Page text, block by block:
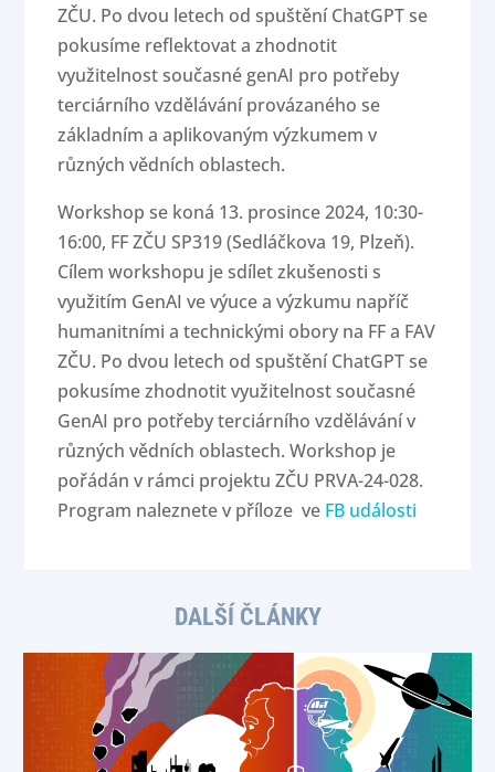
ZČU. Po dvou letech od spuštění ChatGPT se
pokusíme reflektovat a zhodnotit
využitelnost současné genAI pro potřeby
terciárního vzdělávání provázaného se
základním a aplikovaným výzkumem v
různých vědních oblastech.
Workshop se koná 13. prosince 2024, 10:30-
16:00, FF ZČU SP319 (Sedláčkova 19, Plzeň).
Cílem workshopu je sdílet zkušenosti s
využitím GenAI ve výuce a výzkumu napříč
humanitními a technickými obory na FF a FAV
ZČU. Po dvou letech od spuštění ChatGPT se
pokusíme zhodnotit využitelnost současné
GenAI pro potřeby terciárního vzdělávání v
různých vědních oblastech. Workshop je
pořádán v rámci projektu ZČU PRVA-24-028.
Program naleznete v příloze ve FB události
DALŠÍ ČLÁNKY